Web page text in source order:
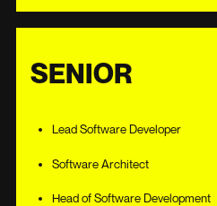
SENIOR
Lead Software Developer
Software Architect
Head of Software Development